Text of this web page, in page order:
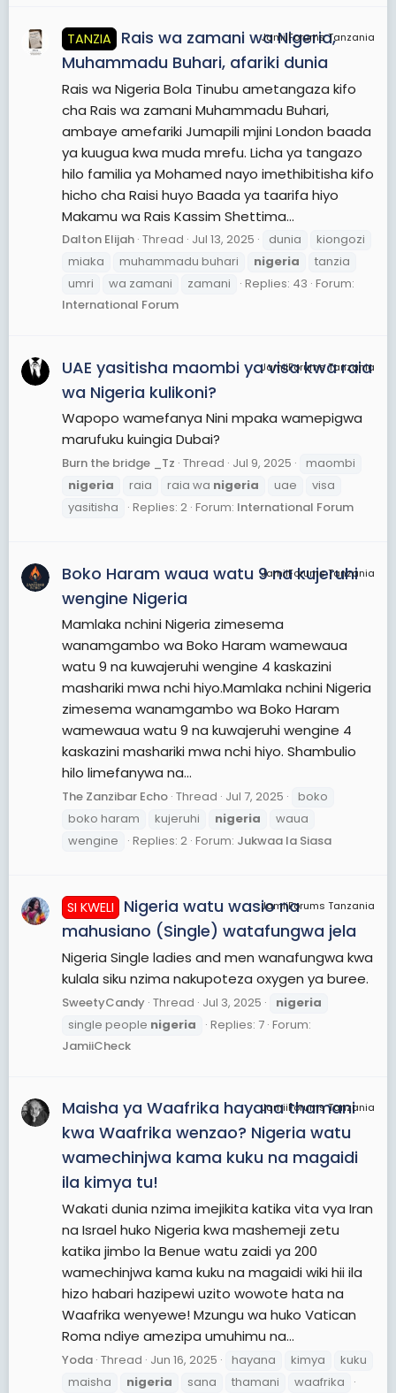
JamiiForums Tanzania
TANZIA
Rais wa zamani wa Nigeria,
Muhammadu Buhari, afariki dunia
Rais wa Nigeria Bola Tinubu ametangaza kifo
cha Rais wa zamani Muhammadu Buhari,
ambaye amefariki Jumapili mjini London baada
ya kuugua kwa muda mrefu. Licha ya tangazo
hilo familia ya Mohamed nayo imethibitisha kifo
hicho cha Raisi huyo Baada ya taarifa hiyo
Makamu wa Rais Kassim Shettima...
Dalton Elijah Thread Jul 13, 2025 dunia
kiongozi
miaka
muhammadu buhari nigeria
tanzia
umri
wa zamani zamani Replies: 43 Forum:
International Forum
JamiiForums Tanzania
UAE yasitisha maombi ya visa kwa raia
wa Nigeria kulikoni?
Wapopo wamefanya Nini mpaka wamepigwa
marufuku kuingia Dubai?
Burn the bridge _Tz Thread Jul 9, 2025
maombi
nigeria
raia raia wa nigeria uae
visa
yasitisha
Replies: 2 Forum: International Forum
JamiiForums Tanzania
Boko Haram waua watu 9 na kujeruhi
wengine Nigeria
Mamlaka nchini Nigeria zimesema
wanamgambo wa Boko Haram wamewaua
watu 9 na kuwajeruhi wengine 4 kaskazini
mashariki mwa nchi hiyo.Mamlaka nchini Nigeria
zimesema wanamgambo wa Boko Haram
wamewaua watu 9 na kuwajeruhi wengine 4
kaskazini mashariki mwa nchi hiyo. Shambulio
hilo limefanywa na...
The Zanzibar Echo Thread Jul 7, 2025
boko
boko haram
kujeruhi nigeria
waua
wengine
Replies: 2 Forum: Jukwaa la Siasa
JamiiForums Tanzania
SI KWELI
Nigeria watu wasio na
mahusiano (Single) watafungwa jela
Nigeria Single ladies and men wanafungwa kwa
kulala siku nzima nakupoteza oxygen ya buree.
SweetyCandy Thread Jul 3, 2025
nigeria
single people nigeria Replies: 7 Forum:
JamiiCheck
JamiiForums Tanzania
Maisha ya Waafrika hayana thamani
kwa Waafrika wenzao? Nigeria watu
wamechinjwa kama kuku na magaidi
ila kimya tu!
Wakati dunia nzima imejikita katika vita vya Iran
na Israel huko Nigeria kwa mashemeji zetu
katika jimbo la Benue watu zaidi ya 200
wamechinjwa kama kuku na magaidi wiki hii ila
hizo habari hazipewi uzito wowote hata na
Waafrika wenyewe! Mzungu wa huko Vatican
Roma ndiye amezipa umuhimu na...
Yoda Thread Jun 16, 2025 hayana kimya
kuku
maisha
nigeria sana thamani
waafrika